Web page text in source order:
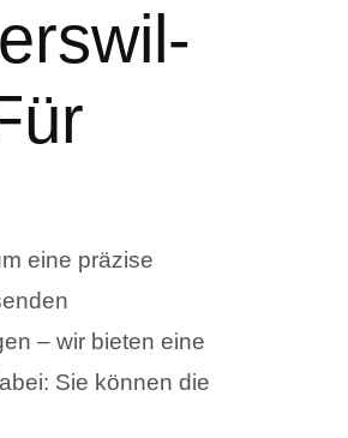
eine präzise
– wir bieten eine
Sie können die